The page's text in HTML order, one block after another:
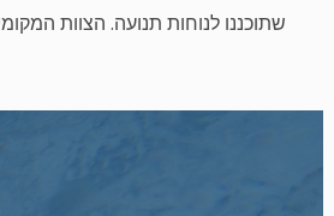
שתוכננו לנוחות תנועה. הצוות